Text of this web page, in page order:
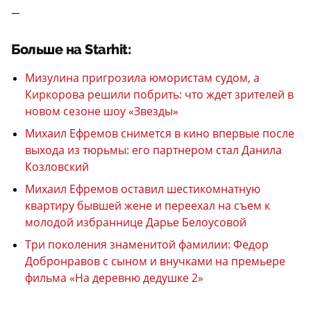
—
Больше на Starhit:
Мизулина пригрозила юмористам судом, а
Киркорова решили побрить: что ждет зрителей в
новом сезоне шоу «Звезды»
Михаил Ефремов снимется в кино впервые после
выхода из тюрьмы: его партнером стал Данила
Козловский
Михаил Ефремов оставил шестикомнатную
квартиру бывшей жене и переехал на съем к
молодой избраннице Дарье Белоусовой
Три поколения знаменитой фамилии: Федор
Добронравов с сыном и внучками на премьере
фильма «На деревню дедушке 2»